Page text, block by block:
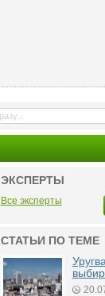
ЭКСПЕРТЫ
Все эксперты
СТАТЬИ ПО ТЕМЕ